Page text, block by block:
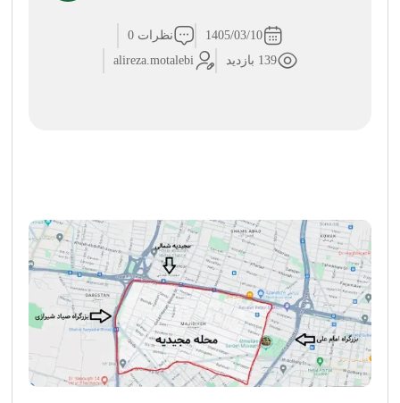
1405/03/10
نظرات 0
139 بازدید
alireza.motalebi